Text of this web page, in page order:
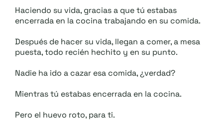
Haciendo su vida, gracias a que tú estabas
encerrada en la cocina trabajando en su comida.
Después de hacer su vida, llegan a comer, a mesa
puesta, todo recién hechito y en su punto.
Nadie ha ido a cazar esa comida, ¿verdad?
Mientras tú estabas encerrada en la cocina.
Pero el huevo roto, para ti.